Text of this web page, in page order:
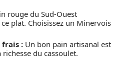
rouge du Sud-Ouest
plat. Choisissez un Minervois
frais : Un bon pain artisanal est
du cassoulet.